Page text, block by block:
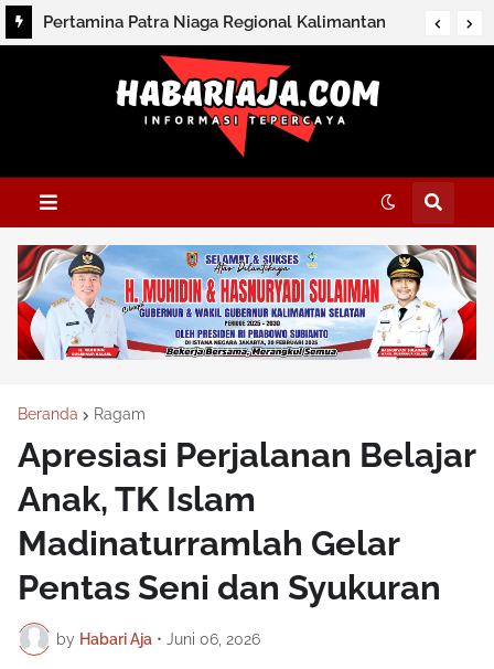
Pertamina Patra Niaga Regional Kalimantan
Pastikan Stok LPG 3 Kg di Kalimantan Selatan
Beranda Ragam
Apresiasi Perjalanan Belajar
Anak, TK Islam
Madinaturramlah Gelar
Pentas Seni dan Syukuran
by Habari Aja • Juni 06, 2026